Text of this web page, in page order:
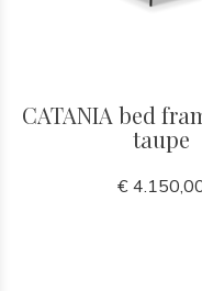
CATANIA bed
taupe
€